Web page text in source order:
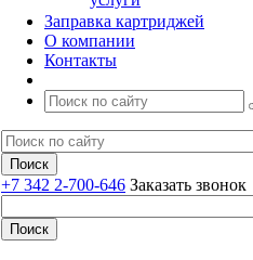
Заправка картриджей
О компании
Контакты
+7 342 2-700-646 Заказать звонок